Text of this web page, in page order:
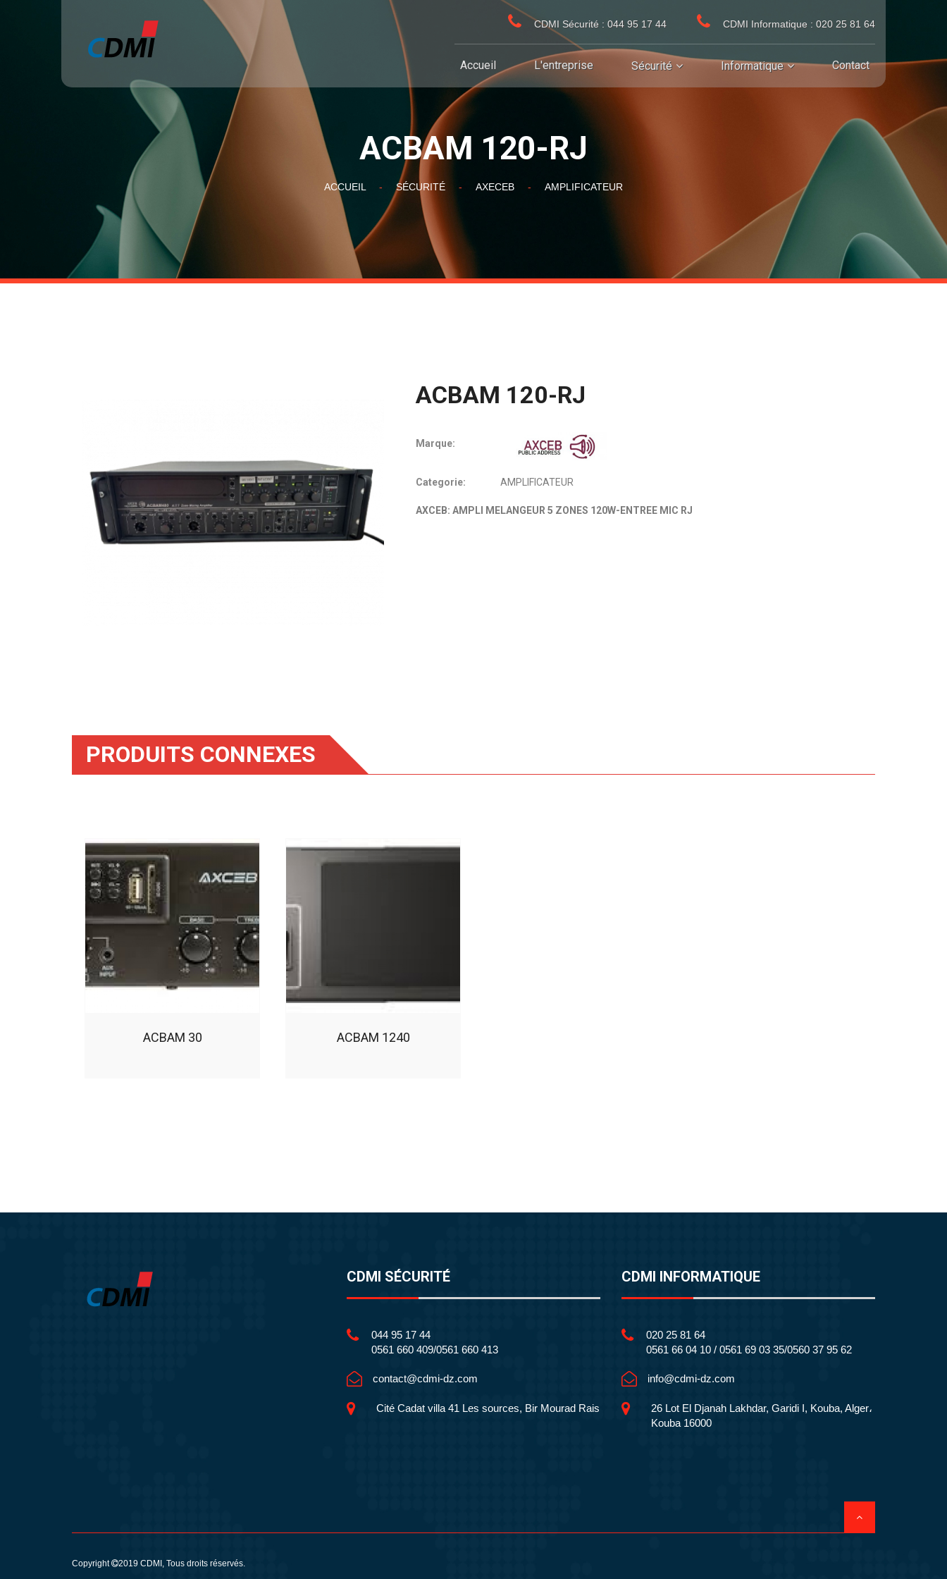
CDMI Sécurité : 044 95 17 44 CDMI Informatique : 020 25 81 64
Accueil L'entreprise Sécurité Informatique Contact
ACBAM 120-RJ
ACCUEIL - SÉCURITÉ - AXECEB - AMPLIFICATEUR
ACBAM 120-RJ
Marque:
Categorie: AMPLIFICATEUR
AXCEB: AMPLI MELANGEUR 5 ZONES 120W-ENTREE MIC RJ
PRODUITS CONNEXES
ACBAM 30 ACBAM 1240
CDMI SÉCURITÉ
044 95 17 44
0561 660 409/0561 660 413
contact@cdmi-dz.com
Cité Cadat villa 41 Les sources, Bir Mourad Rais
CDMI INFORMATIQUE
020 25 81 64
0561 66 04 10 / 0561 69 03 35/0560 37 95 62
info@cdmi-dz.com
26 Lot El Djanah Lakhdar, Garidi I, Kouba, Alger،
Kouba 16000
Copyright 2019 CDMI , Tous droits réservés.